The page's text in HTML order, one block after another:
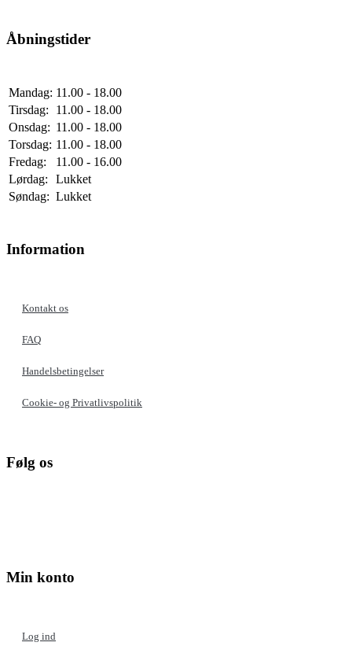
Åbningstider
Mandag: 11.00 - 18.00
Tirsdag:
11.00 - 18.00
Onsdag: 11.00 - 18.00
Torsdag: 11.00 - 18.00
Fredag:
11.00 - 16.00
Lørdag:
Lukket
Søndag: Lukket
Information
Kontakt os
FAQ
Handelsbetingelser
Cookie- og Privatlivspolitik
Følg os
Min konto
Log ind